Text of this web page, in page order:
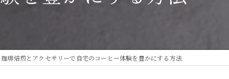
コロンビア
カフェ
珈琲焙煎とアクセサリーで自宅のコーヒー体験を豊かにする方法